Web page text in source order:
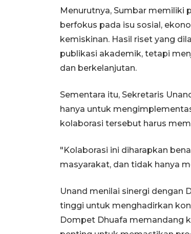
Menurutnya, Sumbar memiliki
berfokus pada isu sosial,
kemiskinan. Hasil riset yang
publikasi akademik, tetapi
dan berkelanjutan.
Sementara itu, Sekretaris
hanya untuk
kolaborasi tersebut harus
"Kolaborasi ini diharapkan
masyarakat, dan tidak hanya
Unand menilai sinergi dengan
tinggi untuk menghadirkan
Dompet Dhuafa memandang